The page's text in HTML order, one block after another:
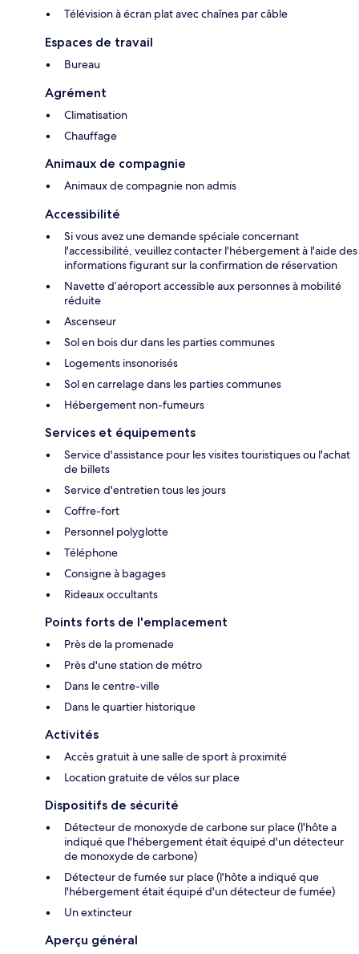
Télévision à écran plat avec chaînes par câble
Espaces de travail
Bureau
Agrément
Climatisation
Chauffage
Animaux de compagnie
Animaux de compagnie non admis
Accessibilité
Si vous avez une demande spéciale concernant
l'accessibilité, veuillez contacter l'hébergement à l'aide des
informations figurant sur la confirmation de réservation
Navette d’aéroport accessible aux personnes à mobilité
réduite
Ascenseur
Sol en bois dur dans les parties communes
Logements insonorisés
Sol en carrelage dans les parties communes
Hébergement non-fumeurs
Services et équipements
Service d'assistance pour les visites touristiques ou l'achat
de billets
Service d'entretien tous les jours
Coffre-fort
Personnel polyglotte
Téléphone
Consigne à bagages
Rideaux occultants
Points forts de l'emplacement
Près de la promenade
Près d'une station de métro
Dans le centre-ville
Dans le quartier historique
Activités
Accès gratuit à une salle de sport à proximité
Location gratuite de vélos sur place
Dispositifs de sécurité
Détecteur de monoxyde de carbone sur place (l'hôte a
indiqué que l'hébergement était équipé d'un détecteur
de monoxyde de carbone)
Détecteur de fumée sur place (l'hôte a indiqué que
l'hébergement était équipé d'un détecteur de fumée)
Un extincteur
Aperçu général